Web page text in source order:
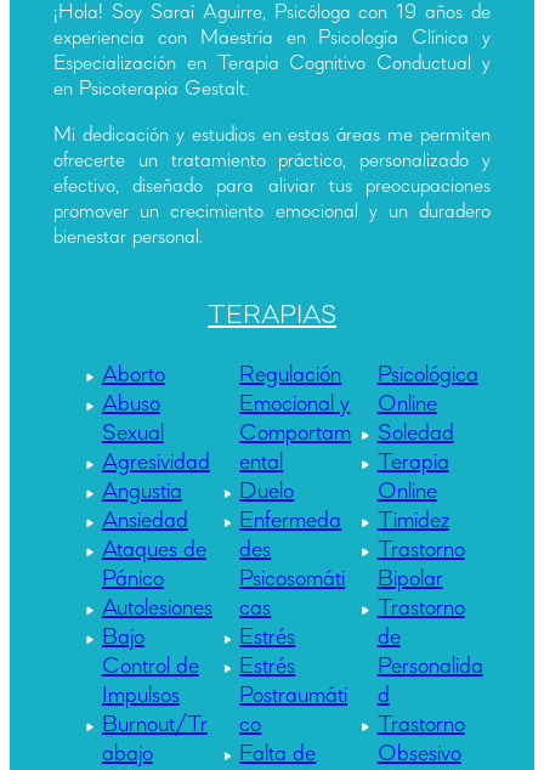
¡Hola! Soy Saraí Aguirre, Psicóloga con 19 años de
experiencia con Maestría en Psicología Clínica y
Especialización en Terapia Cognitivo Conductual y
en Psicoterapia Gestalt.
Mi dedicación y estudios en estas áreas me permiten
ofrecerte un tratamiento práctico, personalizado y
efectivo, diseñado para aliviar tus preocupaciones
promover un crecimiento emocional y un duradero
bienestar personal.
TERAPIAS
Aborto
Abuso
Sexual
Agresividad
Angustia
Ansiedad
Ataques de
Pánico
Autolesiones
Bajo
Control de
Impulsos
Burnout/Tr
abajo
Regulación
Emocional y
Comportam
ental
Duelo
Enfermeda
des
Psicosomáti
cas
Estrés
Estrés
Postraumáti
co
Falta de
Psicológica
Online
Soledad
Terapia
Online
Timidez
Trastorno
Bipolar
Trastorno
de
Personalida
d
Trastorno
Obsesivo